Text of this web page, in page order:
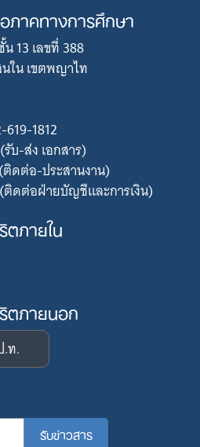
ภาคทางการศึกษา
13 เลขที่ 388
ใน เขตพญาไท
1812
บ-ส่ง เอกสาร)
ติดต่อ-ประสานงาน)
ติดต่อฝ่ายบัญชีและการเงิน)
ภายใน
ตภายนอก
ท.